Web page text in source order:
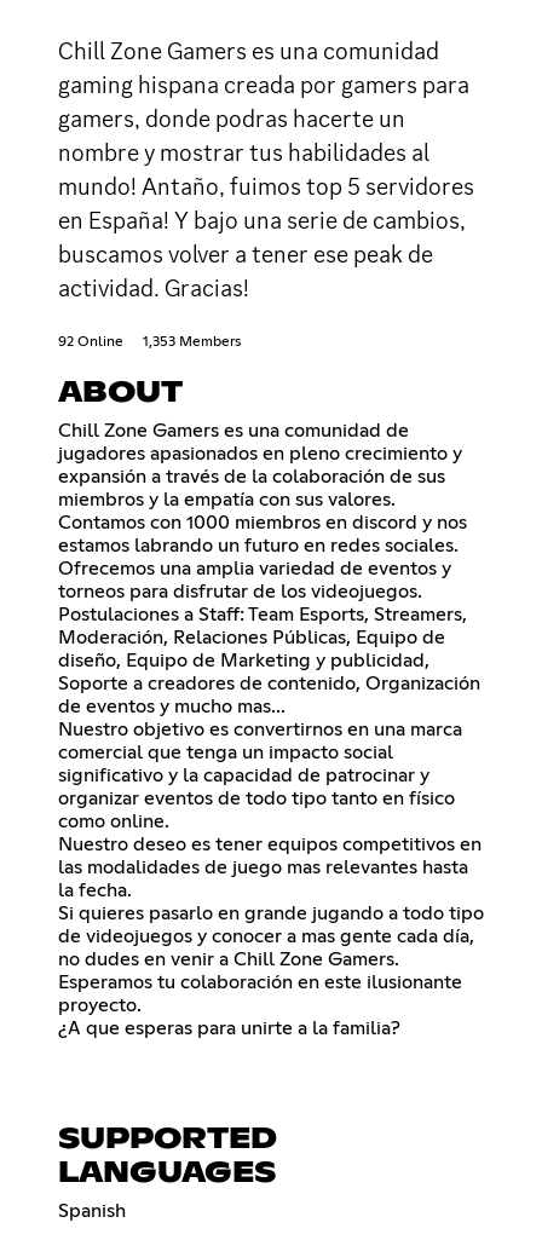
Chill Zone Gamers es una comunidad
gaming hispana creada por gamers para
gamers, donde podras hacerte un
nombre y mostrar tus habilidades al
mundo! Antaño, fuimos top 5 servidores
en España! Y bajo una serie de cambios,
buscamos volver a tener ese peak de
actividad. Gracias!
92 Online 1,353 Members
ABOUT
Chill Zone Gamers es una comunidad de
jugadores apasionados en pleno crecimiento y
expansión a través de la colaboración de sus
miembros y la empatía con sus valores.
Contamos con 1000 miembros en discord y nos
estamos labrando un futuro en redes sociales.
Ofrecemos una amplia variedad de eventos y
torneos para disfrutar de los videojuegos.
Postulaciones a Staff: Team Esports, Streamers,
Moderación, Relaciones Públicas, Equipo de
diseño, Equipo de Marketing y publicidad,
Soporte a creadores de contenido, Organización
de eventos y mucho mas...
Nuestro objetivo es convertirnos en una marca
comercial que tenga un impacto social
significativo y la capacidad de patrocinar y
organizar eventos de todo tipo tanto en físico
como online.
Nuestro deseo es tener equipos competitivos en
las modalidades de juego mas relevantes hasta
la fecha.
Si quieres pasarlo en grande jugando a todo tipo
de videojuegos y conocer a mas gente cada día,
no dudes en venir a Chill Zone Gamers.
Esperamos tu colaboración en este ilusionante
proyecto.
¿A que esperas para unirte a la familia?
SUPPORTED
LANGUAGES
Spanish